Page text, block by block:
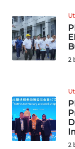
2
2
WN
PAPUA
BARAT
WN
WN
SERAMBI
WN